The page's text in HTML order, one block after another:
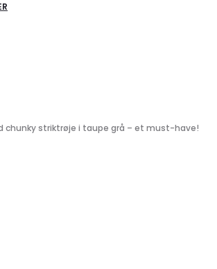
chunky striktrøje i taupe grå – et must-have!